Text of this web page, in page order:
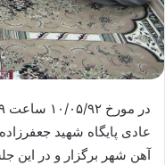
عادی پایگاه شهید
آهن شهر برگزار و در این